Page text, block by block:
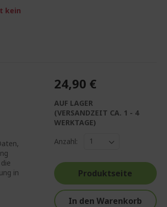
kein
in
24,90 €
AUF LAGER
(VERSANDZEIT CA. 1 - 4
WERKTAGE)
Anzahl:
Produktseite
In den Warenkorb